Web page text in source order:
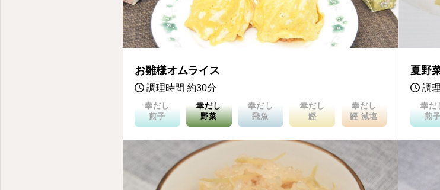
お雛様オムライス
調理時間 約30分
幸だし
煎子
幸だし
野菜
幸だし
飛魚
幸だし
鰹
幸だし
鰹 減塩
夏野
調
幸だ
煎子